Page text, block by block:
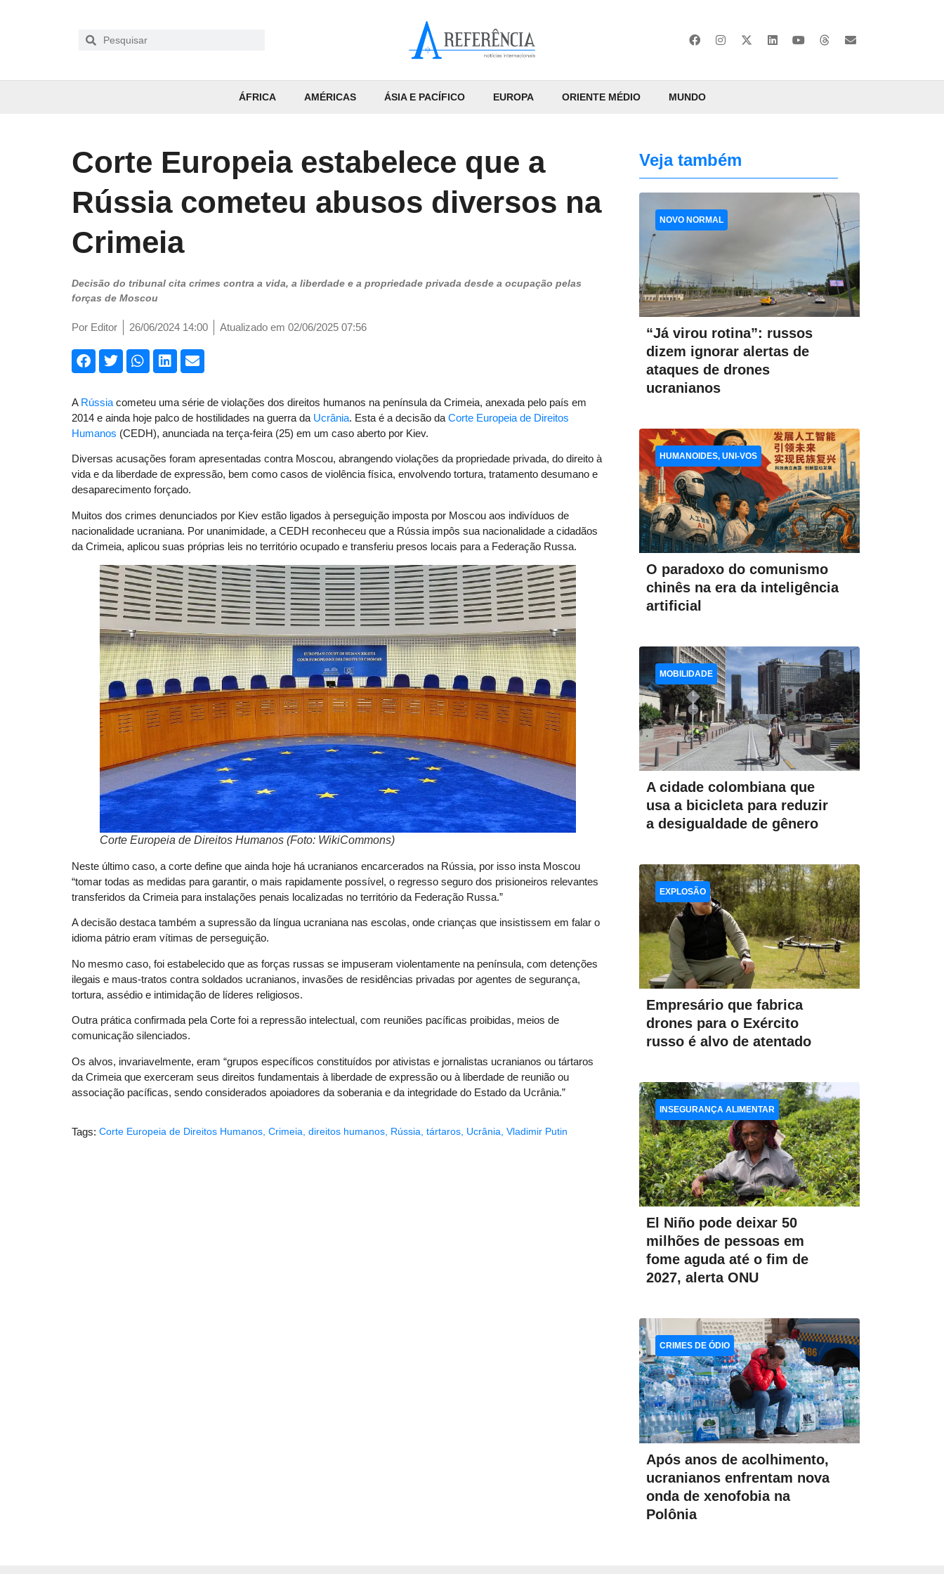
ÁFRICA AMÉRICAS ÁSIA E PACÍFICO EUROPA ORIENTE MÉDIO MUNDO
Corte Europeia estabelece que a
Rússia cometeu abusos diversos na
Crimeia
Decisão do tribunal cita crimes contra a vida, a liberdade e a propriedade privada desde a ocupação pelas
forças de Moscou
Por Editor 26/06/2024 14:00 Atualizado em 02/06/2025 07:56
A Rússia cometeu uma série de violações dos direitos humanos na península da Crimeia, anexada pelo país em
2014 e ainda hoje palco de hostilidades na guerra da Ucrânia. Esta é a decisão da Corte Europeia de Direitos
Humanos (CEDH), anunciada na terça-feira (25) em um caso aberto por Kiev.
Diversas acusações foram apresentadas contra Moscou, abrangendo violações da propriedade privada, do direito à
vida e da liberdade de expressão, bem como casos de violência física, envolvendo tortura, tratamento desumano e
desaparecimento forçado.
Muitos dos crimes denunciados por Kiev estão ligados à perseguição imposta por Moscou aos indivíduos de
nacionalidade ucraniana. Por unanimidade, a CEDH reconheceu que a Rússia impôs sua nacionalidade a cidadãos
da Crimeia, aplicou suas próprias leis no território ocupado e transferiu presos locais para a Federação Russa.
Corte Europeia de Direitos Humanos (Foto: WikiCommons)
Neste último caso, a corte define que ainda hoje há ucranianos encarcerados na Rússia, por isso insta Moscou
“tomar todas as medidas para garantir, o mais rapidamente possível, o regresso seguro dos prisioneiros relevantes
transferidos da Crimeia para instalações penais localizadas no território da Federação Russa.”
A decisão destaca também a supressão da língua ucraniana nas escolas, onde crianças que insistissem em falar o
idioma pátrio eram vítimas de perseguição.
No mesmo caso, foi estabelecido que as forças russas se impuseram violentamente na península, com detenções
ilegais e maus-tratos contra soldados ucranianos, invasões de residências privadas por agentes de segurança,
tortura, assédio e intimidação de líderes religiosos.
Outra prática confirmada pela Corte foi a repressão intelectual, com reuniões pacíficas proibidas, meios de
comunicação silenciados.
Os alvos, invariavelmente, eram “grupos específicos constituídos por ativistas e jornalistas ucranianos ou tártaros
da Crimeia que exerceram seus direitos fundamentais à liberdade de expressão ou à liberdade de reunião ou
associação pacíficas, sendo considerados apoiadores da soberania e da integridade do Estado da Ucrânia.”
Tags: Corte Europeia de Direitos Humanos Crimeia direitos humanos Rússia tártaros Ucrânia Vladimir Putin
Veja também
“Já virou rotina”: russos
dizem ignorar alertas de
ataques de drones
ucranianos
NOVO NORMAL
O paradoxo do comunismo
chinês na era da inteligência
artificial
HUMANOIDES, UNI-VOS
A cidade colombiana que
usa a bicicleta para reduzir
a desigualdade de gênero
MOBILIDADE
Empresário que fabrica
drones para o Exército
russo é alvo de atentado
EXPLOSÃO
El Niño pode deixar 50
milhões de pessoas em
fome aguda até o fim de
2027, alerta ONU
INSEGURANÇA ALIMENTAR
Após anos de acolhimento,
ucranianos enfrentam nova
onda de xenofobia na
Polônia
CRIMES DE ÓDIO